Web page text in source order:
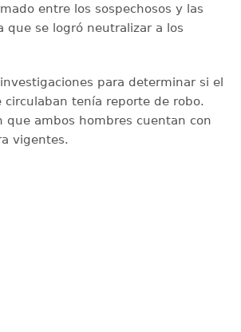
entre los sospechosos y las
que se logró neutralizar a los
investigaciones para determinar si el
circulaban tenía reporte de robo.
que ambos hombres cuentan con
vigentes.